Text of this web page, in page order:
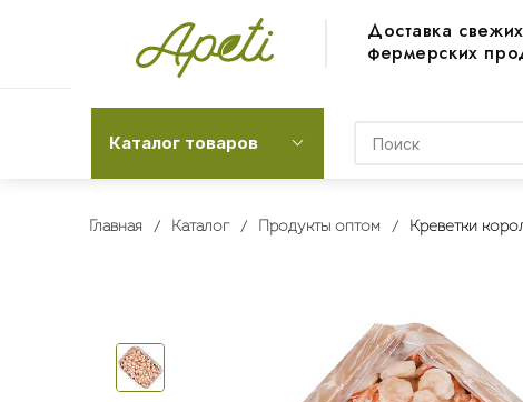
Доставка свежих
фермерских
Каталог товаров
Главная Каталог Продукты оптом Креветки